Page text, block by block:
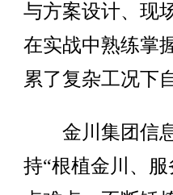
与方案设计、现
在实战中熟练掌
累了复杂工况下
金川集团信息
持“根植金川、